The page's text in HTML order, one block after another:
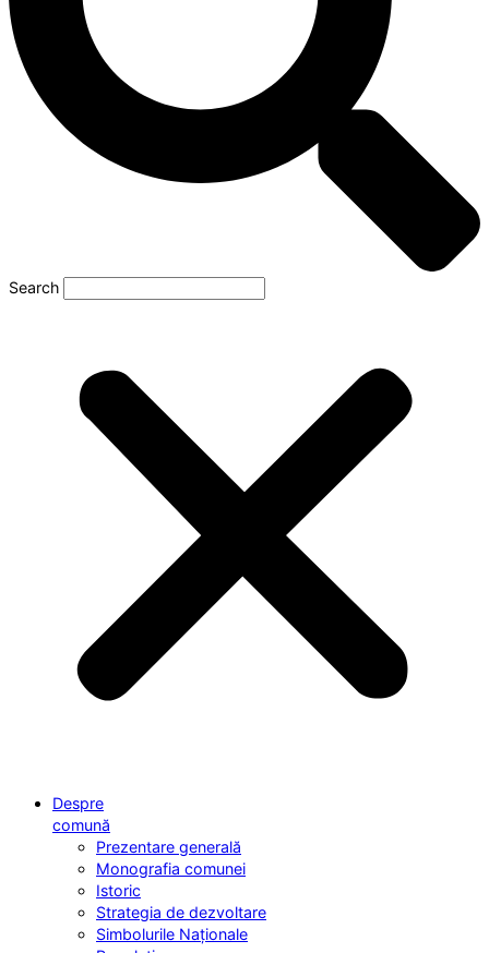
Search
Despre
comună
Prezentare generală
Monografia comunei
Istoric
Strategia de dezvoltare
Simbolurile Naționale